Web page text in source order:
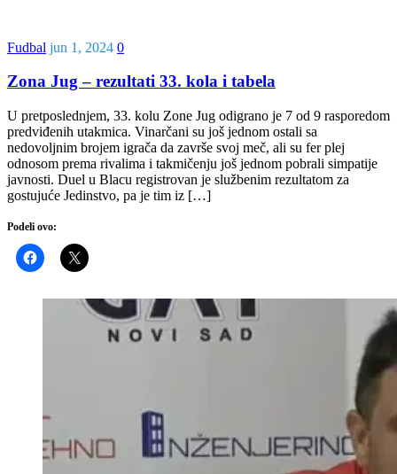
Fudbal jun 1, 2024 0
Zona Jug – rezultati 33. kola i tabela
U pretposlednjem, 33. kolu Zone Jug odigrano je 7 od 9 rasporedom
predviđenih utakmica. Vinarčani su još jednom ostali sa
nedovoljnim brojem igrača da završe svoj meč, ali su fer plej
odnosom prema rivalima i takmičenju još jednom pobrali simpatije
javnosti. Duel u Blacu registrovan je službenim rezultatom za
gostujuće Jedinstvo, pa je tim iz […]
Podeli ovo: